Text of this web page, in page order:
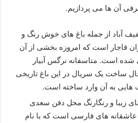
آن ها می پردازیم.
آباد از جمله باغ های خوش رنگ و
قاجار است که امروزه بخشی از آن
شده است. متاسفانه نرگس آبیار
ساخت یک سریال در این باغ تاریخی
به آن وارد ساخته است.
زیبا و رنگارنگ محل دفن سعدی
های فارسی است که با نام